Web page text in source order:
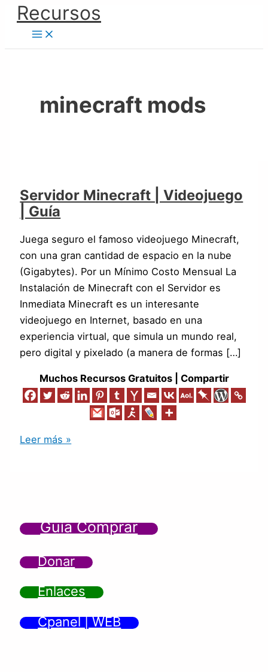
contenido
Recursos
minecraft mods
Servidor Minecraft | Videojuego
| Guía
Juega seguro el famoso videojuego Minecraft,
con una gran cantidad de espacio en la nube
(Gigabytes). Por un Mínimo Costo Mensual La
Instalación de Minecraft con el Servidor es
Inmediata Minecraft es un interesante
videojuego en Internet, basado en una
experiencia virtual, que simula un mundo real,
pero digital y pixelado (a manera de formas […]
Muchos Recursos Gratuitos | Compartir
Servidor
Minecraft
Leer más »
Guía Comprar
Donar
Enlaces
Cpanel | WEB